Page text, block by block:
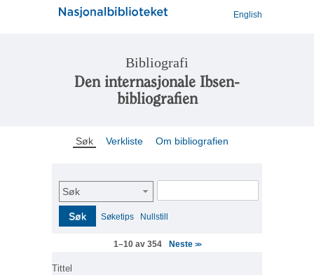
English
Bibliografi
Den internasjonale Ibsen-
bibliografien
Søk Verkliste Om bibliografien
Søk
Søk Søketips Nullstill
1–10 av 354 Neste >>
Tittel